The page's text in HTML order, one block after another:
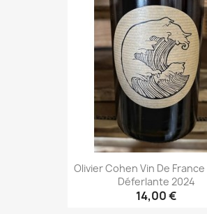
Olivier Cohen Vin De
Déferlante 2024
14,00 €